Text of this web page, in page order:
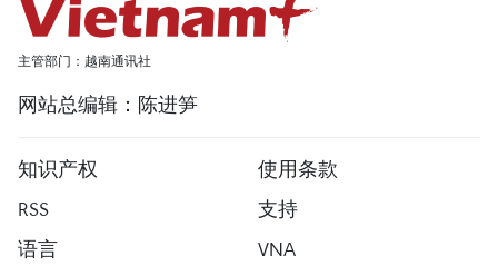
主管部门：越南通讯社
网站总编辑：陈进笋
知识产权
使用条款
RSS
支持
语言
VNA